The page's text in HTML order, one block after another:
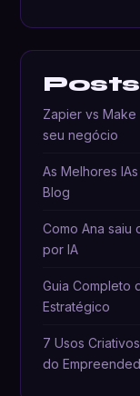
Zapier vs
seu negócio
As Melhores
Blog
Como Ana saiu
por IA
Guia Completo
Estratégico
7 Usos
do